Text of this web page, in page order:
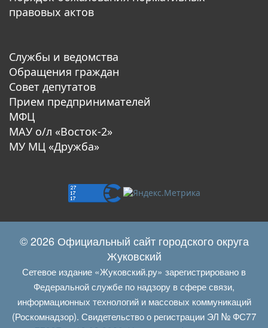
правовых актов
Службы и ведомства
Обращения граждан
Совет депутатов
Прием предпринимателей
МФЦ
МАУ о/л «Восток-2»
МУ МЦ «Дружба»
© 2026 Официальный сайт городского округа
Жуковский
Сетевое издание «Жуковский.ру» зарегистрировано в
Федеральной службе по надзору в сфере связи,
информационных технологий и массовых коммуникаций
(Роскомнадзор). Свидетельство о регистрации ЭЛ № ФС77